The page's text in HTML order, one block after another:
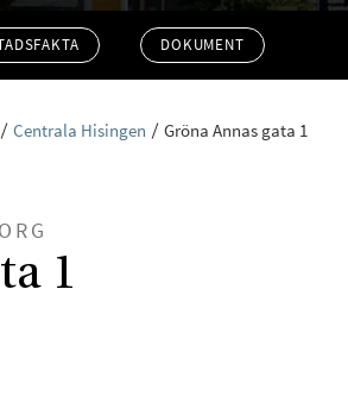
DOKUMENT
Centrala Hisingen Gröna Annas gata 1
1